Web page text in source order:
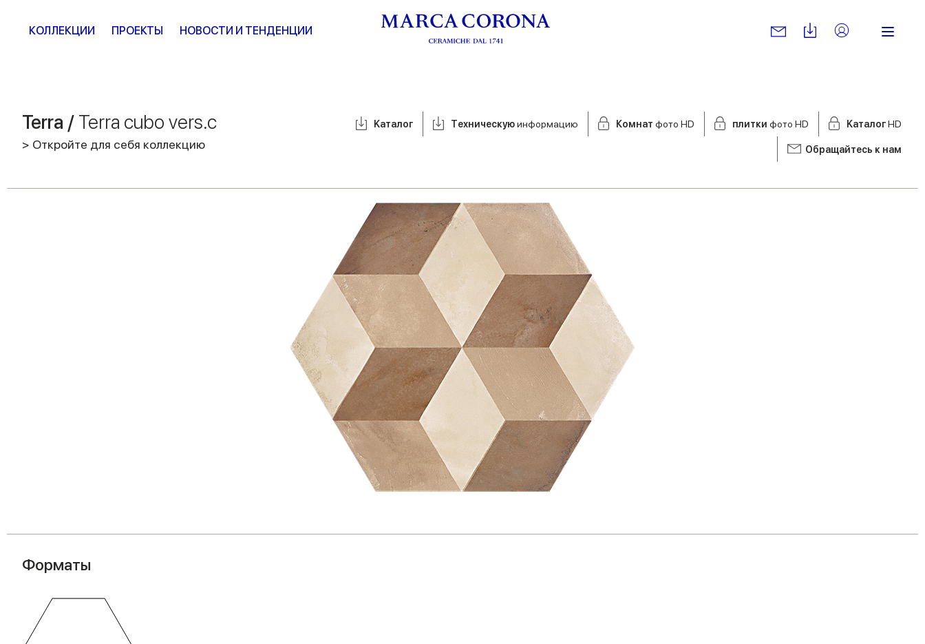
КОЛЛЕКЦИИ ПРОЕКТЫ НОВОСТИ И ТЕНДЕНЦИИ
Terra / Terra cubo vers.c
> Откройте для себя коллекцию
Kаталог Tехническуюинформацию Комнат фото HD плитки фото HD KаталогHD
Обращайтесь к нам
Форматы